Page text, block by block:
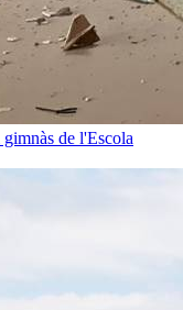
de l'Escola